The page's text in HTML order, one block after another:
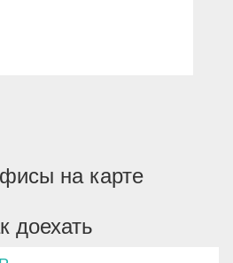
на карте
доехать